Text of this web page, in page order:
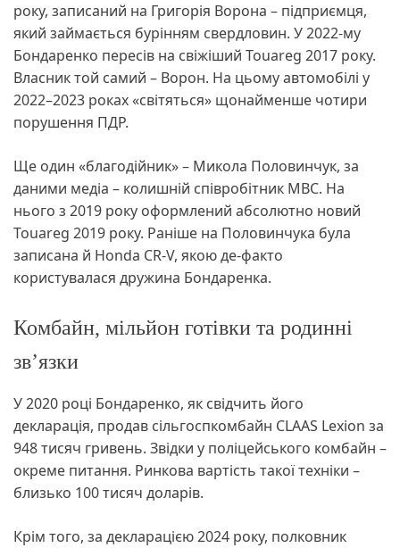
року, записаний на Григорія Ворона – підприємця,
який займається бурінням свердловин. У 2022-му
Бондаренко пересів на свіжіший Touareg 2017 року.
Власник той самий – Ворон. На цьому автомобілі у
2022–2023 роках «світяться» щонайменше чотири
порушення ПДР.
Ще один «благодійник» – Микола Половинчук, за
даними медіа – колишній співробітник МВС. На
нього з 2019 року оформлений абсолютно новий
Touareg 2019 року. Раніше на Половинчука була
записана й Honda CR-V, якою де-факто
користувалася дружина Бондаренка.
Комбайн, мільйон готівки та родинні
зв’язки
У 2020 році Бондаренко, як свідчить його
декларація, продав сільгоспкомбайн CLAAS Lexion за
948 тисяч гривень. Звідки у поліцейського комбайн –
окреме питання. Ринкова вартість такої техніки –
близько 100 тисяч доларів.
Крім того, за декларацією 2024 року, полковник